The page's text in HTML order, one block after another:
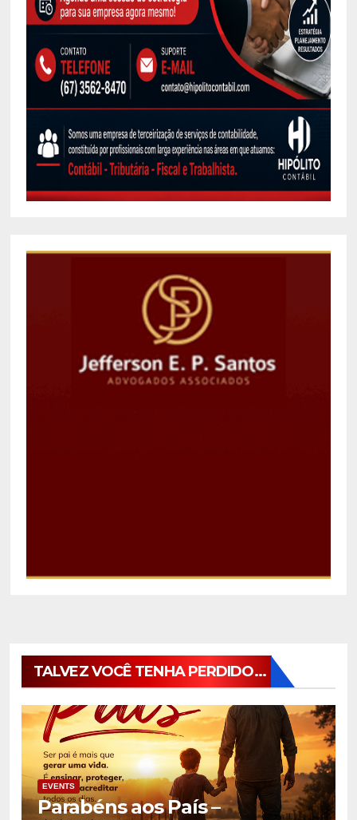
TALVEZ VOCÊ TENHA PERDIDO...
EVENTS
Parabéns aos País –